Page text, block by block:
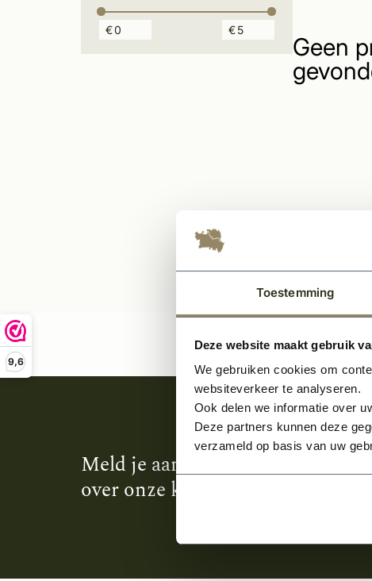
Toestemming
Deze website maakt gebruik
We gebruiken cookies om
websiteverkeer te analyseren.
Ook delen we informatie over
Deze partners kunnen deze
verzameld op basis van uw
9,6
€ €
Geen
Meld je aan en ontvang het
over onze kempische bouwstijl!